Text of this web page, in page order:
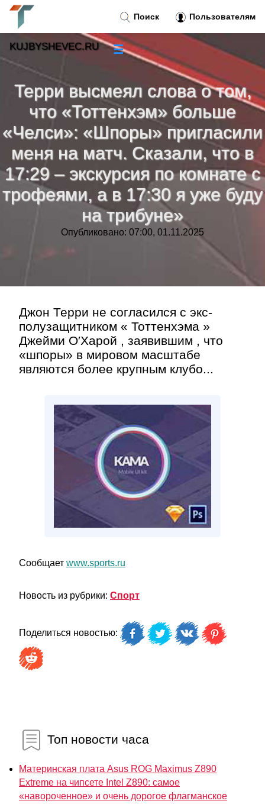
Терри высмеял слова о том,
что «Тоттенхэм» больше
«Челси»: «Шпоры» пригласили
меня на матч. Сказали, что в
17:29 – экскурсия по комнате с
трофеями, а в 17:30 я уже буду
на трибуне»
Опубликовано: 07:00, 01.11.2025
Джон Терри не согласился с экс-
полузащитником « Тоттенхэма »
Джейми О′Харой , заявившим , что
«шпоры» в мировом масштабе
являются более крупным клубо...
Сообщает www.sports.ru
Новость из рубрики: Спорт
Поделиться новостью:
Топ новости часа
Материнская плата Asus ROG Maximus Z890
Extreme на чипсете Intel Z890: самое
«навороченное» и очень дорогое флагманское
Поиск Пользователям
KUJBYSHEVEC.RU ☰
Тренды новостей»
Рубрики»
Правила
Контакт